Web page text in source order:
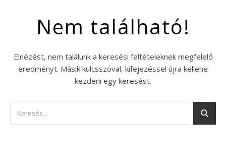
Nem található!
Elnézést, nem találunk a keresési feltételeknek megfelelő
eredményt. Másik kulcsszóval, kifejezéssel újra kellene
kezdeni egy keresést.